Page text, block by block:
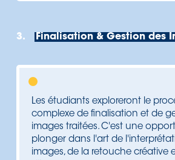
3. Finalisation & Gestion des
Les étudiants exploreront le
complexe de finalisation et de
images traitées. C'est une
plonger dans l'art de
images, de la retouche créative